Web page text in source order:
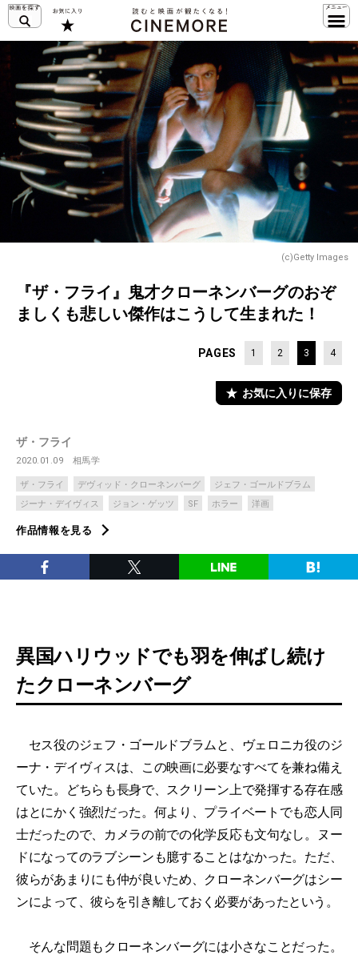
(c)Getty Images
『ザ・フライ』鬼才クローネンバーグのおぞ
ましくも悲しい傑作はこうして生まれた！
PAGES 1 2 3 4
お気に入りに保存
ザ・フライ
2020.01.09 相馬学
ザ・フライ デヴィッド・クローネンバーグ
ジェフ・ゴールドブラム
ジーナ・デイヴィス
ジョン・ゲッツ SF ホラー 洋画
作品情報を見る
異国ハリウッドでも羽を伸ばし続け
たクローネンバーグ
セス役のジェフ・ゴールドブラムと、ヴェロニカ役のジ
ーナ・デイヴィスは、この映画に必要なすべてを兼ね備え
ていた。どちらも長身で、スクリーン上で発揮する存在感
はとにかく強烈だった。何より、プライベートでも恋人同
士だったので、カメラの前での化学反応も文句なし。ヌー
ドになってのラブシーンも臆することはなかった。ただ、
彼らがあまりにも仲が良いため、クローネンバーグはシー
ンによって、彼らを引き離しておく必要があったという。
そんな問題もクローネンバーグには小さなことだった。